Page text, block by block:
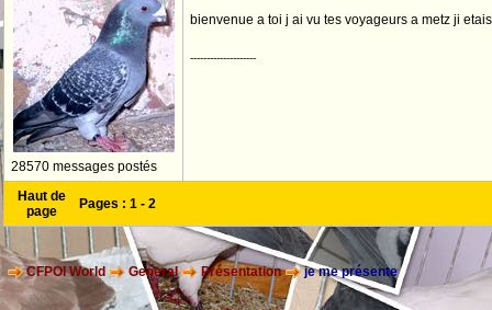
28570 messages postés
bienvenue a toi j ai vu tes voyageurs a metz ji
--------------------
Haut de
page
Pages : 1 - 2
CFPOI World General Présentation je me présente